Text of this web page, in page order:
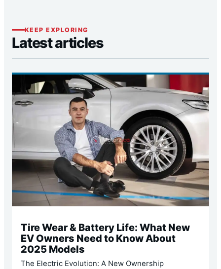
KEEP EXPLORING
Latest articles
Tire Wear & Battery Life: What New
EV Owners Need to Know About
2025 Models
The Electric Evolution: A New Ownership